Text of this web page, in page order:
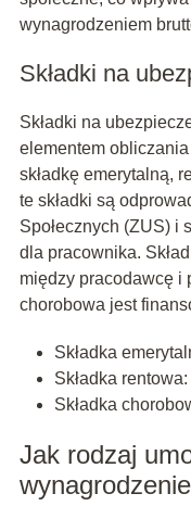
wynagrodzeniem
Składki na
Składki na
elementem
składkę emerytalną,
te składki są
Społecznych (ZUS) i
dla pracownika.
między pracodawcę i
chorobowa jest
Składka
Składka
Składka
Jak rodzaj